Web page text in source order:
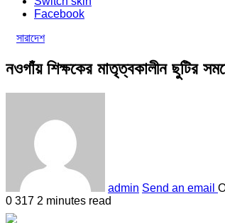
Facebook
সারাদেশ
নওগাঁয় শিক্ষকের মাতৃত্বকালীন ছুটির
admin Send an email
0 317 2 minutes read